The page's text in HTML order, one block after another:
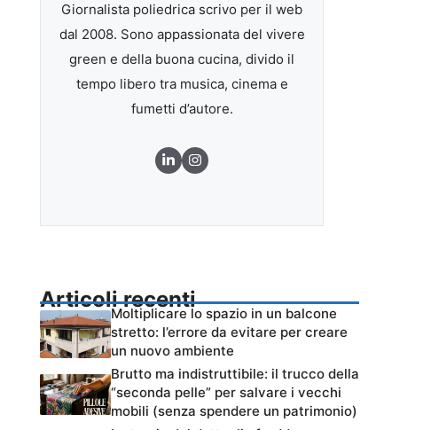
Giornalista poliedrica scrivo per il web
dal 2008. Sono appassionata del vivere
green e della buona cucina, divido il
tempo libero tra musica, cinema e
fumetti d’autore.
Articoli recenti
Moltiplicare lo spazio in un balcone
stretto: l’errore da evitare per creare
un nuovo ambiente
Brutto ma indistruttibile: il trucco della
“seconda pelle” per salvare i vecchi
mobili (senza spendere un patrimonio)